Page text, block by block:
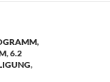
,6.2
,